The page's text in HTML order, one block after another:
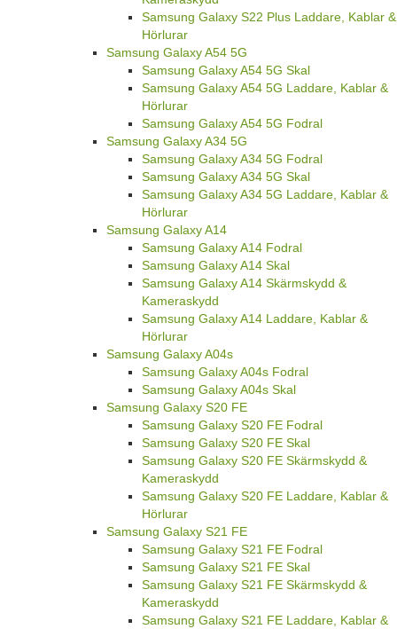
Samsung Galaxy S22 Plus Laddare, Kablar &
Hörlurar
Samsung Galaxy A54 5G
Samsung Galaxy A54 5G Skal
Samsung Galaxy A54 5G Laddare, Kablar &
Hörlurar
Samsung Galaxy A54 5G Fodral
Samsung Galaxy A34 5G
Samsung Galaxy A34 5G Fodral
Samsung Galaxy A34 5G Skal
Samsung Galaxy A34 5G Laddare, Kablar &
Hörlurar
Samsung Galaxy A14
Samsung Galaxy A14 Fodral
Samsung Galaxy A14 Skal
Samsung Galaxy A14 Skärmskydd &
Kameraskydd
Samsung Galaxy A14 Laddare, Kablar &
Hörlurar
Samsung Galaxy A04s
Samsung Galaxy A04s Fodral
Samsung Galaxy A04s Skal
Samsung Galaxy S20 FE
Samsung Galaxy S20 FE Fodral
Samsung Galaxy S20 FE Skal
Samsung Galaxy S20 FE Skärmskydd &
Kameraskydd
Samsung Galaxy S20 FE Laddare, Kablar &
Hörlurar
Samsung Galaxy S21 FE
Samsung Galaxy S21 FE Fodral
Samsung Galaxy S21 FE Skal
Samsung Galaxy S21 FE Skärmskydd &
Kameraskydd
Samsung Galaxy S21 FE Laddare, Kablar &